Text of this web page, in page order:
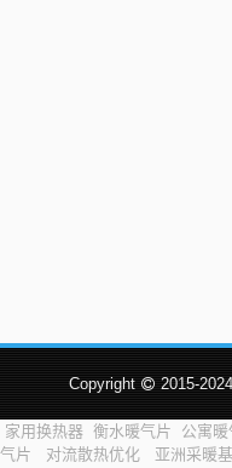
Copyright 2015-2024
家用换热器 衡水暖气片 公寓暖
气片
对流散热优化 亚洲采暖